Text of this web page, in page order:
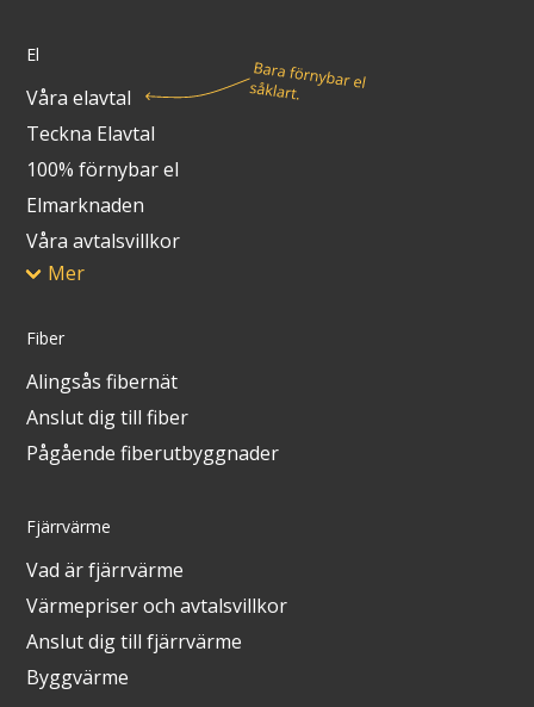
El
Våra elavtal
Teckna Elavtal
100% förnybar el
Elmarknaden
Våra avtalsvillkor
Mer
Fiber
Alingsås fibernät
Anslut dig till fiber
Pågående fiberutbyggnader
Fjärrvärme
Vad är fjärrvärme
Värmepriser och avtalsvillkor
Anslut dig till fjärrvärme
Byggvärme